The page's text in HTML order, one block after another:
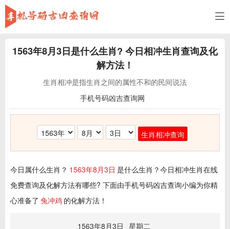
1563年8月3日是什么生肖? 今日相冲生肖查询及化
解方法！
生肖相冲是指生肖之间的属性不和的民间说法
手机号码凶吉查询网
生肖相冲查询
今日属什么生肖？ 1563年8月3日 是什么生肖？今日相冲生肖在线
免费查询及化解方法有哪些? 下面由手机号码凶吉查询小编为你精
心准备了 兔冲鸡 的化解方法！
1563年8月3日 星期二